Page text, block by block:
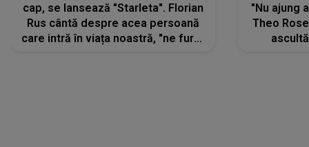
cap, se lansează "Starleta". Florian
Rus cântă despre acea persoană
care intră în viața noastră, "ne fură"
"Nu ajung
Theo